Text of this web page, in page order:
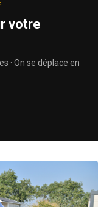
votre
· On se déplace en